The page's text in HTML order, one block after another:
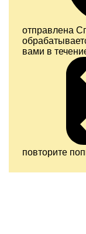
отправлена
вами в
повторите